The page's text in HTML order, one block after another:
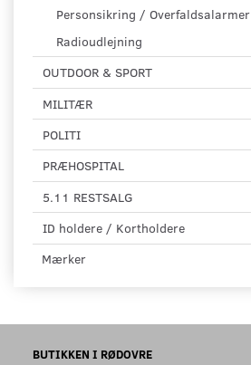
Personsikring / Overfaldsalarmer
Radioudlejning
OUTDOOR & SPORT
MILITÆR
POLITI
PRÆHOSPITAL
5.11 RESTSALG
ID holdere / Kortholdere
Mærker
BUTIKKEN I RØDOVRE